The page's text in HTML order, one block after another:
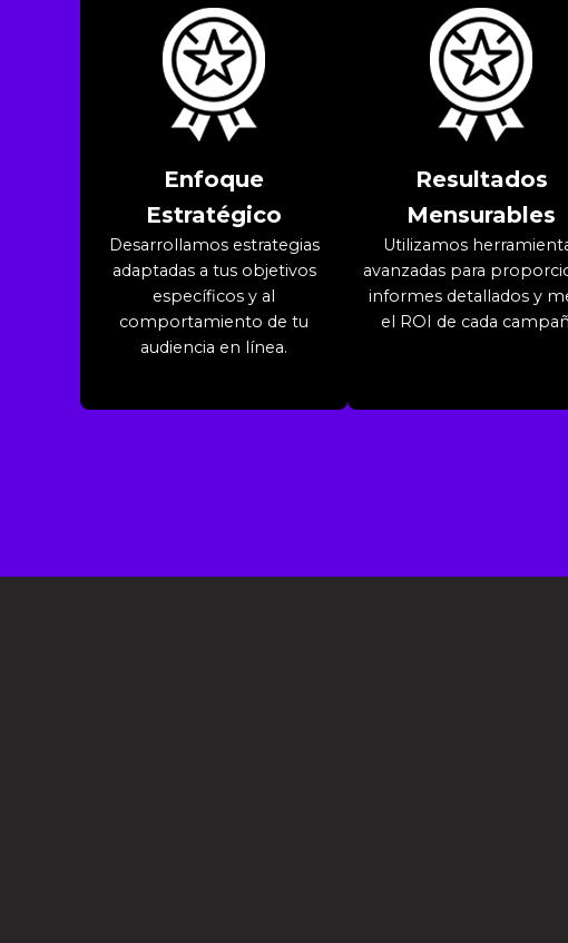
Enfoque
Estratégico
Desarrollamos estrategias
adaptadas a tus objetivos
específicos y al
comportamiento de tu
audiencia en línea.
Resultados
Mensurables
Utilizamos
avanzadas para
informes detallados y
el ROI de cada